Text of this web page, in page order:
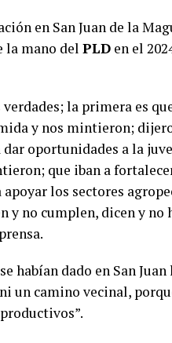
en San Juan de la
la mano del PLD en el
la primera es
y nos mintieron;
oportunidades a la
que iban a
los sectores
y no cumplen, dicen y no
habían dado en San
un camino vecinal,